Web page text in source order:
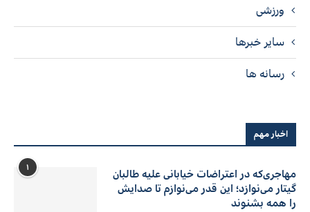
ورزشی
سایر خبرها
رسانه ها
اخبار مهم
۱
مهاجری‌که در اعتراضات خیابانی علیه طالبان
گیتار می‌نوازد؛ این قدر می‌نوازم تا صدایش
را همه بشنوند